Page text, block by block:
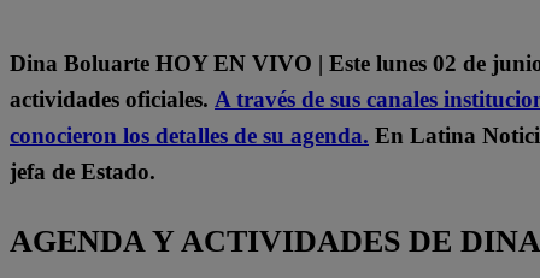
Dina Boluarte HOY EN VIVO | Este lunes 02 de
actividades oficiales. A través de sus canales
conocieron los detalles de su agenda. En Latina
jefa de Estado.
AGENDA Y ACTIVIDADES DE